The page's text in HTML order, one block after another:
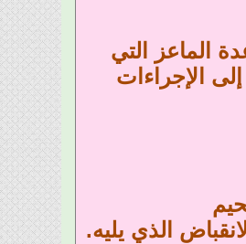
الماعز التي
الإجراءات
الذي يليه.